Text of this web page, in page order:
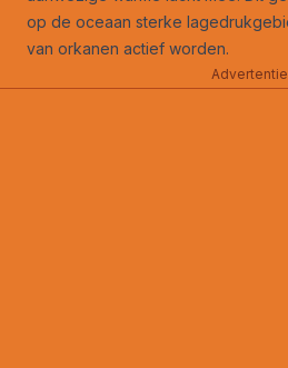
op de oceaan sterke
van orkanen actief worden.
Advertentie